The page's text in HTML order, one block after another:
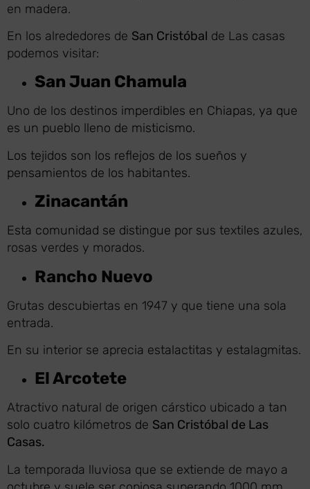
en madera.
En los alrededores de San Cristóbal de Las casas
podemos visitar:
San Juan Chamula
Uno de los destinos imperdibles en Chiapas, ya que
es un pueblo lleno de misticismo.
Los tejidos son los reflejos de los sueños y
pensamientos de los habitantes.
Zinacantán
Esta comunidad se distingue por sus textiles azules,
rosas verdes y morados.
Rancho Nuevo
Grutas descubiertas en 1947 y que tiene una sola
entrada.
En su interior se aprecia estalactitas y estalagmitas.
El Arcotete
Atractivo natural de origen cárstico ubicado a tan
solo cuatro kilómetros de San Cristóbal de Las
Casas.
La temporada lluviosa que se extiende de mayo a